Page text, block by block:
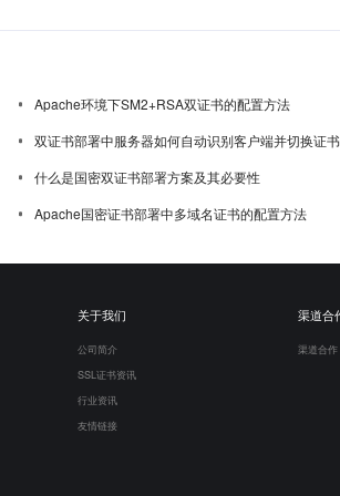
Apache环境下SM2+RSA双证书的配置方法
双证书部署中服务器如何自动识别客户端并切换证书
什么是国密双证书部署方案及其必要性
Apache国密证书部署中多域名证书的配置方法
关于我们
公司简介
SSL证书资讯
行业资讯
友情链接
渠道合
渠道合作